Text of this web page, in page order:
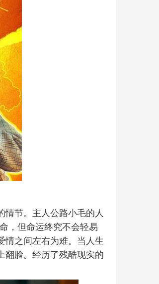
节。主人公路小毛的人
，但命运终究不会轻易
情之间左右为难。当人生
翻脸。经历了残酷现实的